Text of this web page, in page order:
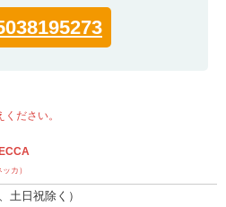
ください。
カ）
土日祝除く）